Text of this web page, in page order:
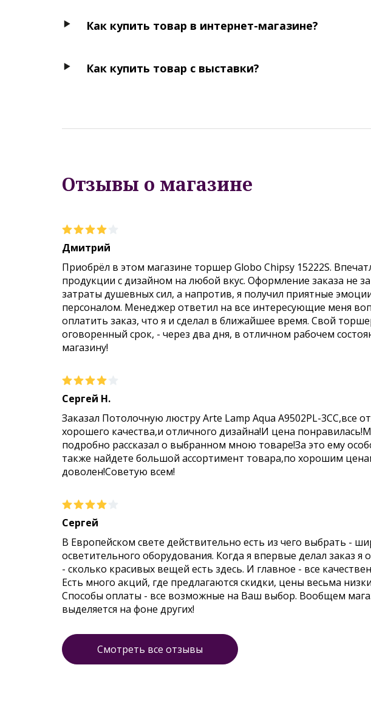
Как купить товар в интернет-магазине?
Как купить товар с выставки?
Отзывы о магазине
Дмитрий
Приобрёл в этом магазине торшер Globo Chipsy 15222S.
продукции с дизайном на любой вкус. Оформление заказа не
затраты душевных сил, а напротив, я получил приятные
персоналом. Менеджер ответил на все интересующие меня
оплатить заказ, что я и сделал в ближайшее время. Свой
оговоренный срок, - через два дня, в отличном рабочем
магазину!
Сергей Н.
Заказал Потолочную люстру Arte Lamp Aqua A9502PL-3CC,все
хорошего качества,и отличного дизайна!И цена
подробно рассказал о выбранном мною товаре!За это ему
также найдете большой ассортимент товара,по хорошим
доволен!Советую всем!
Сергей
В Европейском свете действительно есть из чего выбрать -
осветительного оборудования. Когда я впервые делал заказ я
- сколько красивых вещей есть здесь. И главное - все
Есть много акций, где предлагаются скидки, цены весьма
Способы оплаты - все возможные на Ваш выбор. Вообщем
выделяется на фоне других!
Смотреть все отзывы